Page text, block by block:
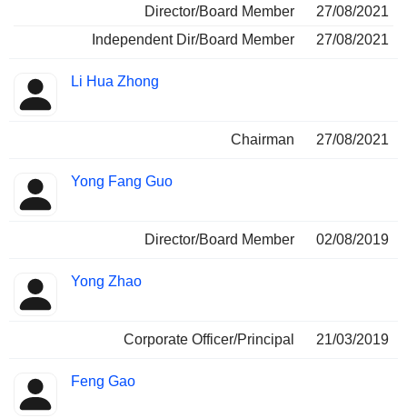
Director/Board Member
27/08/2021
Independent Dir/Board Member
27/08/2021
Li Hua Zhong
Chairman 27/08/2021
Yong Fang Guo
Director/Board Member 02/08/2019
Yong Zhao
Corporate Officer/Principal 21/03/2019
Feng Gao